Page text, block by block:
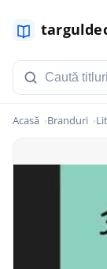
Acasă Branduri